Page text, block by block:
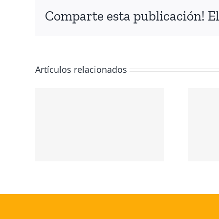
Comparte esta publicación!
Artículos relacionados